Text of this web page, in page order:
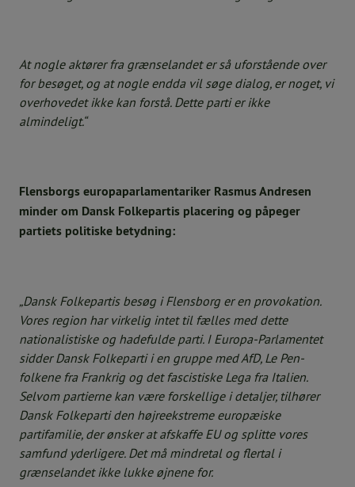
At nogle aktører fra grænselandet er så uforstående over
for besøget, og at nogle endda vil søge dialog, er noget, vi
overhovedet ikke kan forstå. Dette parti er ikke
almindeligt.“
Flensborgs europaparlamentariker Rasmus Andresen
minder om Dansk Folkepartis placering og påpeger
partiets politiske betydning:
„Dansk Folkepartis besøg i Flensborg er en provokation.
Vores region har virkelig intet til fælles med dette
nationalistiske og hadefulde parti. I Europa-Parlamentet
sidder Dansk Folkeparti i en gruppe med AfD, Le Pen-
folkene fra Frankrig og det fascistiske Lega fra Italien.
Selvom partierne kan være forskellige i detaljer, tilhører
Dansk Folkeparti den højreekstreme europæiske
partifamilie, der ønsker at afskaffe EU og splitte vores
samfund yderligere. Det må mindretal og flertal i
grænselandet ikke lukke øjnene for.